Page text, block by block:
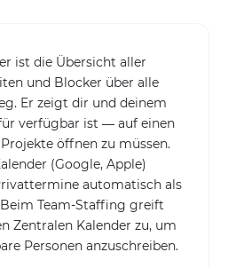
ist die Übersicht aller
und Blocker über alle
Er zeigt dir und deinem
verfügbar ist — auf einen
öffnen zu müssen.
(Google, Apple)
automatisch als
Team-Staffing greift
Zentralen Kalender zu, um
Personen anzuschreiben.